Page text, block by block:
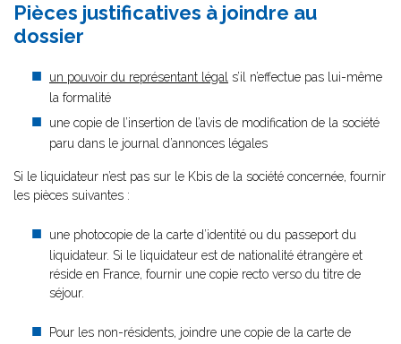
Pièces justificatives à joindre au
dossier
un pouvoir du représentant légal s’il n’effectue pas lui-même
la formalité
une copie de l’insertion de l’avis de modification de la société
paru dans le journal d’annonces légales
Si le liquidateur n’est pas sur le Kbis de la société concernée, fournir
les pièces suivantes :
une photocopie de la carte d’identité ou du passeport du
liquidateur. Si le liquidateur est de nationalité étrangère et
réside en France, fournir une copie recto verso du titre de
séjour.
Pour les non-résidents, joindre une copie de la carte de